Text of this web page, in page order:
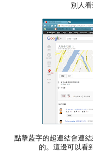
別人
點擊藍字的超連結會連
的。這邊可以看